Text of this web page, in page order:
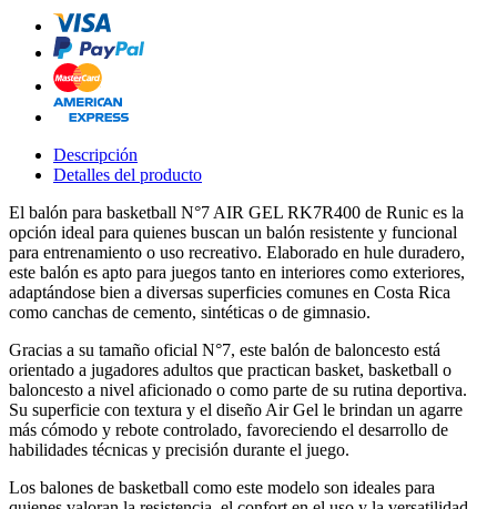
Descripción
Detalles del producto
El balón para basketball N°7 AIR GEL RK7R400 de Runic es la
opción ideal para quienes buscan un balón resistente y funcional
para entrenamiento o uso recreativo. Elaborado en hule duradero,
este balón es apto para juegos tanto en interiores como exteriores,
adaptándose bien a diversas superficies comunes en Costa Rica
como canchas de cemento, sintéticas o de gimnasio.
Gracias a su tamaño oficial N°7, este balón de baloncesto está
orientado a jugadores adultos que practican basket, basketball o
baloncesto a nivel aficionado o como parte de su rutina deportiva.
Su superficie con textura y el diseño Air Gel le brindan un agarre
más cómodo y rebote controlado, favoreciendo el desarrollo de
habilidades técnicas y precisión durante el juego.
Los balones de basketball como este modelo son ideales para